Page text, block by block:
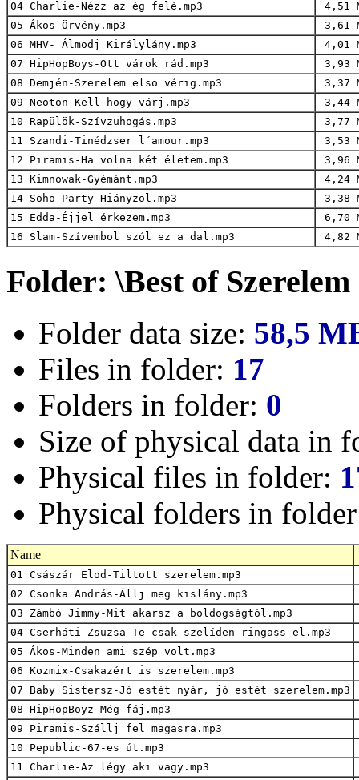
04 Charlie-Nézz az ég felé.mp3
4,51
05 Ákos-Örvény.mp3
3,61
06 MHV- Álmodj Királylány.mp3
4,01
07 HipHopBoys-Ott várok rád.mp3
3,93
08 Demjén-Szerelem elso vérig.mp3
3,37
09 Neoton-Kell hogy várj.mp3
3,44
10 Rapülök-Szívzuhogás.mp3
3,77
11 Szandi-Tinédzser l´amour.mp3
3,53
12 Piramis-Ha volna két életem.mp3
3,96
13 Kimnowak-Gyémánt.mp3
4,24
14 Soho Party-Hiányzol.mp3
3,38
15 Edda-Éjjel érkezem.mp3
6,70
16 Slam-Szívembol szól ez a dal.mp3
4,82
Folder: \Best of Szerelem
Folder data size: 58,5
Files in folder: 17
Folders in folder: 0
Size of physical data in
Physical files in folder:
Physical folders in
Name
01 Császár Elod-Tiltott szerelem.mp3
02 Csonka András-Állj meg kislány.mp3
03 Zámbó Jimmy-Mit akarsz a boldogságtól.mp3
04 Cserháti Zsuzsa-Te csak szelíden ringass el.mp3
05 Ákos-Minden ami szép volt.mp3
06 Kozmix-Csakazért is szerelem.mp3
07 Baby Sistersz-Jó estét nyár, jó estét szerelem.mp3
08 HipHopBoyz-Még fáj.mp3
09 Piramis-Szállj fel magasra.mp3
10 Pepublic-67-es út.mp3
11 Charlie-Az légy aki vagy.mp3